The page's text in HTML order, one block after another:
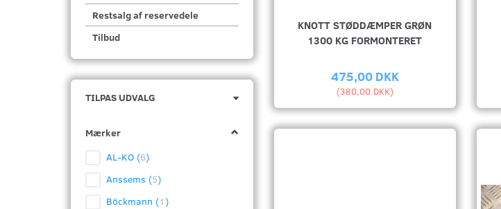
Restsalg af reservedele
Tilbud
TILPAS UDVALG
filter
Mærker
AL-KO (6)
Anssems (5)
Böckmann (1)
KNOTT STØDDÆMPER GRØN
1300 KG FORMONTERET
475,00 DKK
(380,00 DKK)